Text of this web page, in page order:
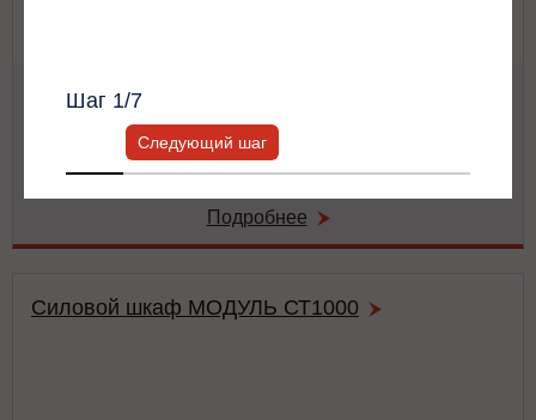
Мощность:62.5 кВА / 62.5 кВт
Число фаз на (вход/выход):3/3
486x743x174 мм
Подробнее
Силовой шкаф МОДУЛЬ СТ1000
Шаг 1/7
Следующий шаг